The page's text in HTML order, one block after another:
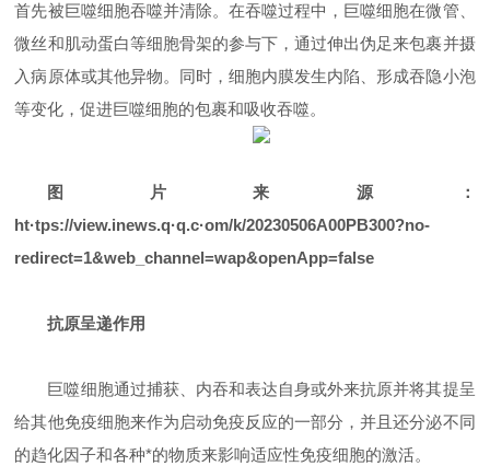
首先被巨噬细胞吞噬并清除。在吞噬过程中，巨噬细胞在微管、
微丝和肌动蛋白等细胞骨架的参与下，通过伸出伪足来包裹并摄
入病原体或其他异物。同时，细胞内膜发生内陷、形成吞隐小泡
等变化，促进巨噬细胞的包裹和吸收吞噬。
图片来源：
ht·tps://view.inews.q·q.c·om/k/20230506A00PB300?no-
redirect=1&web_channel=wap&openApp=false
抗原呈递作用
巨噬细胞通过捕获、内吞和表达自身或外来抗原并将其提呈
给其他免疫细胞来作为启动免疫反应的一部分，并且还分泌不同
的趋化因子和各种*的物质来影响适应性免疫细胞的激活。